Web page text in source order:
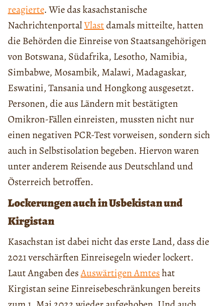
reagierte. Wie das kasachstanische
NachrichtenportalVlastdamals mitteilte, hatten
die Behörden die Einreise von Staatsangehörigen
von Botswana, Südafrika, Lesotho, Namibia,
Simbabwe, Mosambik, Malawi, Madagaskar,
Eswatini, Tansania und Hongkong ausgesetzt.
Personen, die aus Ländern mit bestätigten
Omikron-Fällen einreisten, mussten nicht nur
einen negativen PCR-Test vorweisen, sondern sich
auch in Selbstisolation begeben. Hiervon waren
unter anderem Reisende aus Deutschland und
Österreich betroffen.
Lockerungen auch in Usbekistan und
Kirgistan
Kasachstan ist dabei nicht das erste Land, dass die
2021 verschärften Einreisegeln wieder lockert.
Laut Angaben desAuswärtigen Amteshat
Kirgistan seine Einreisebeschränkungen bereits